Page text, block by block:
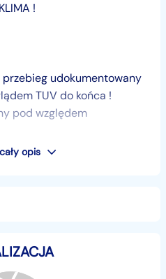
!
udokumentowany
TUV do końca !
pod względem
pojazdu przez niezależnego
lub inny
opis